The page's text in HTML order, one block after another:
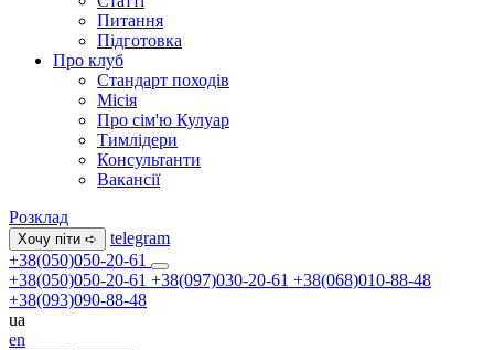
Питання
Підготовка
Про клуб
Стандарт походів
Місія
Про сім'ю Кулуар
Тимлідери
Консультанти
Вакансії
Розклад
Хочу піти ➪
telegram
+38(050)050-20-61
+38(050)050-20-61 +38(097)030-20-61 +38(068)010-88-48
+38(093)090-88-48
ua
en